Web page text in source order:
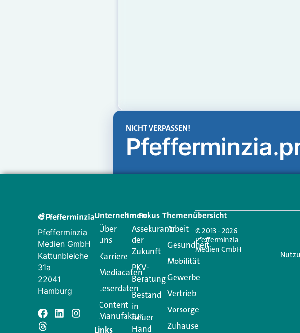
NICHT VERPASSEN!
Schreiben Sie einen
Pfefferminzia
Medien GmbH
Kattunbleiche
31a
22041
Hamburg
Unternehmen
Über
uns
Karriere
Mediadaten
Leserdaten
Content
Manufaktur
Links
Im Fokus
Assekuranz
der
Zukunft
PKV-
Beratung
Bestand
in
neuer
Hand
Themenübersicht
Arbeit
Gesundheit
Mobilität
Gewerbe
Vertrieb
Vorsorge
Zuhause
© 2013 - 2026
Pfefferminzia
Medien GmbH